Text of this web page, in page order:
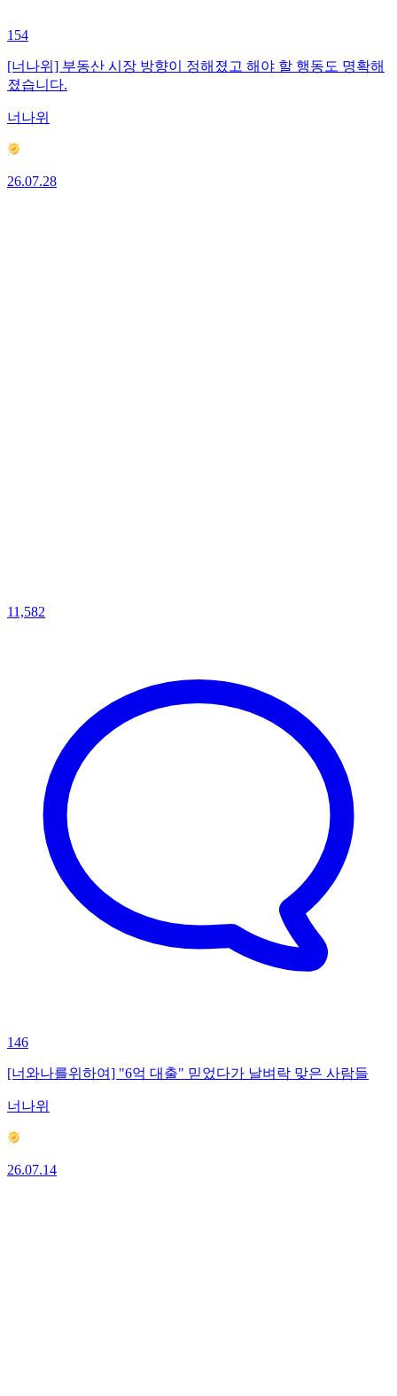
154
[너나위] 부동산 시장 방향이 정해졌고 해야 할 행동도 명확해
졌습니다.
너나위
26.07.28
11,582
146
[너와나를위하여] "6억 대출" 믿었다가 날벼락 맞은 사람들
너나위
26.07.14